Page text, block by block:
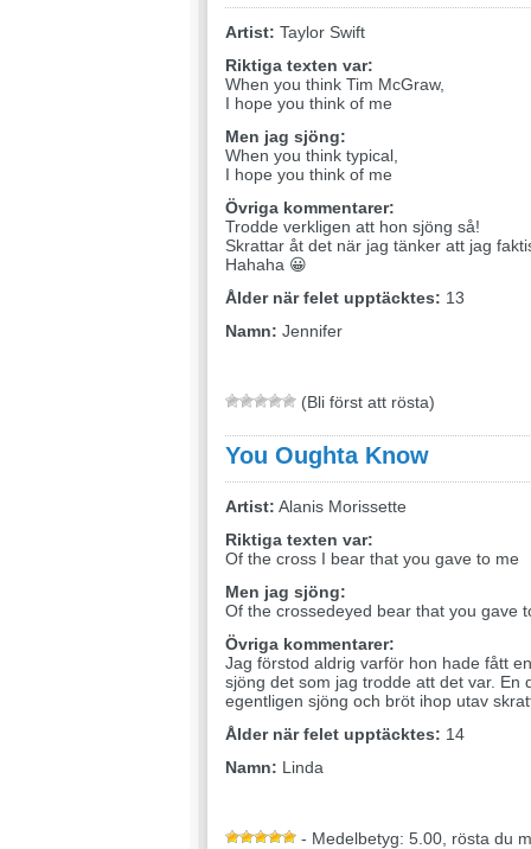
Artist: Taylor Swift
Riktiga texten var:
When you think Tim McGraw,
I hope you think of me
Men jag sjöng:
When you think typical,
I hope you think of me
Övriga kommentarer:
Trodde verkligen att hon sjöng så!
Skrattar åt det när jag tänker att jag
Hahaha 😀
Ålder när felet upptäcktes: 13
Namn: Jennifer
(Bli först att rösta)
You Oughta Know
Artist: Alanis Morissette
Riktiga texten var:
Of the cross I bear that you gave to me
Men jag sjöng:
Of the crossedeyed bear that you gave
Övriga kommentarer:
Jag förstod aldrig varför hon hade fått
sjöng det som jag trodde att det var. En
egentligen sjöng och bröt ihop utav
Ålder när felet upptäcktes: 14
Namn: Linda
- Medelbetyg: 5.00, rösta du